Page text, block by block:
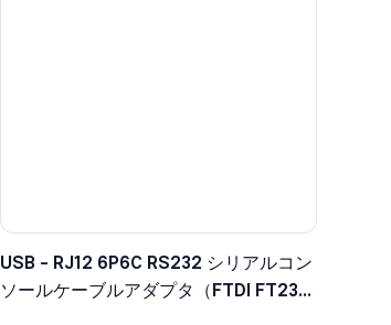
USB - RJ12 6P6C RS232 シリアルコン
ソールケーブルアダプタ（FTDI FT232